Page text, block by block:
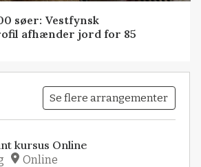
søer: Vestfynsk
afhænder jord for 85
Se flere arrangementer
kursus Online
Online